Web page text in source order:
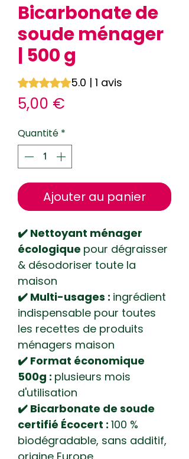
Bicarbonate de
soude ménager
| 500 g
La note est de 5.0 sur cinq étoiles selon 1
5.0 | 1 avis
5,00 €
Quantité *
Ajouter au panier
✔️ Nettoyant ménager
écologique pour dégraisser
& désodoriser toute la
maison
✔️ Multi-usages : ingrédient
indispensable pour toutes
les recettes de produits
ménagers maison
✔️ Format économique
500g : plusieurs mois
d'utilisation
✔️ Bicarbonate de soude
certifié Écocert : 100 %
biodégradable, sans additif,